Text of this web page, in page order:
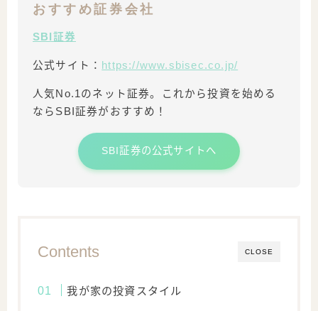
おすすめ証券会社
SBI証券
公式サイト： https://www.sbisec.co.jp/
人気No.1のネット証券。これから投資を始める
ならSBI証券がおすすめ！
SBI証券の公式サイトへ
CLOSE
Contents
我が家の投資スタイル